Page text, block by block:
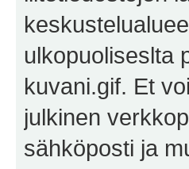
ulkopuoliseslta
kuvani.gif. Et
julkinen
sähköposti ja